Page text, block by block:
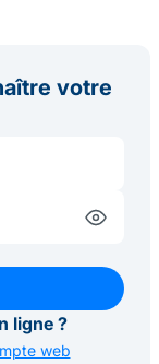
votre
ligne ?
web